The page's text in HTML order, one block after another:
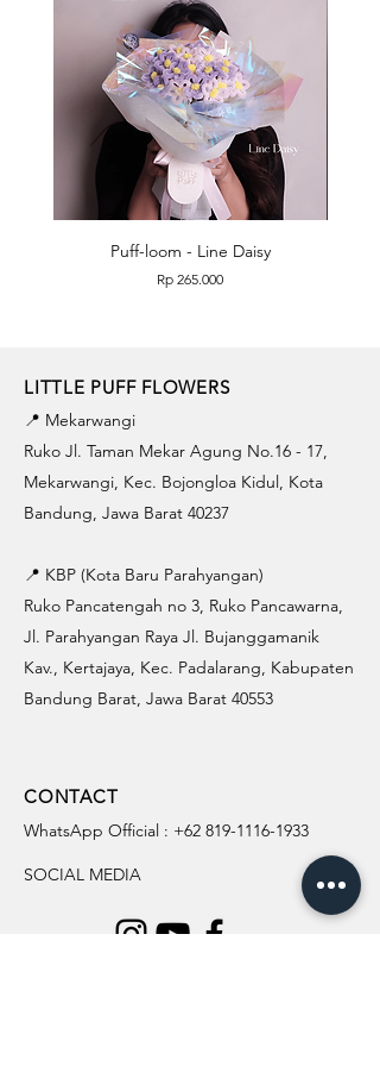
Puff-loom - Line Daisy
Price
Rp 265.000
LITTLE PUFF FLOWERS
📍 Mekarwangi
Ruko Jl. Taman Mekar Agung No.16 - 17,
Mekarwangi, Kec. Bojongloa Kidul, Kota
Bandung, Jawa Barat 40237
📍 KBP (Kota Baru Parahyangan)
Ruko Pancatengah no 3, Ruko Pancawarna,
Jl. Parahyangan Raya Jl. Bujanggamanik
Kav., Kertajaya, Kec. Padalarang, Kabupaten
Bandung Barat, Jawa Barat 40553
CONTACT
WhatsApp Official : +62 819-1116-1933
SOCIAL MEDIA